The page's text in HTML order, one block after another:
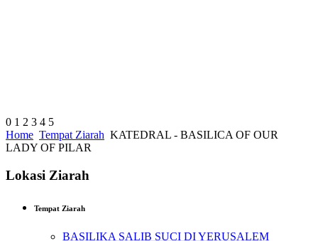
0 1 2 3 4 5
Home Tempat Ziarah KATEDRAL - BASILICA OF OUR
LADY OF PILAR
Lokasi Ziarah
Tempat Ziarah
BASILIKA SALIB SUCI DI YERUSALEM